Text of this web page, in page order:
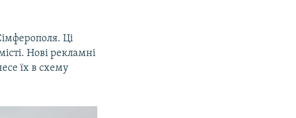
Ці
Нові рекламні
їх в схему